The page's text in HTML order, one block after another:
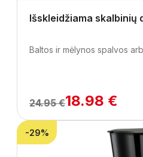
Išskleidžiama skalbinių
Baltos ir mėlynos spalvos
24.95 €18.98 €
-29%